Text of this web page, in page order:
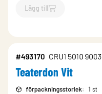
Lägg till
`$Lägg till
#493170 CRU1 5010 9003
Teaterdon Vit
förpackningsstorlek: 1 st